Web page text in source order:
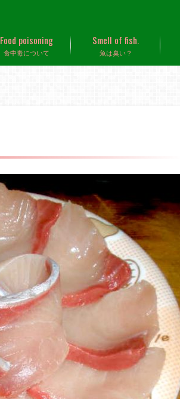
食中毒について
Food poisoning
魚は臭い？
Smell of fish.